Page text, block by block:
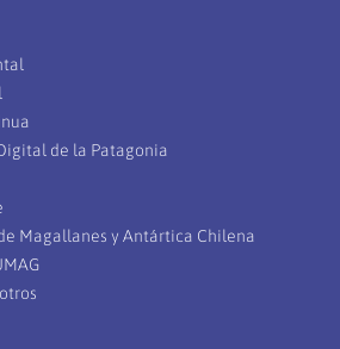
de la Patagonia
Magallanes y Antártica Chilena